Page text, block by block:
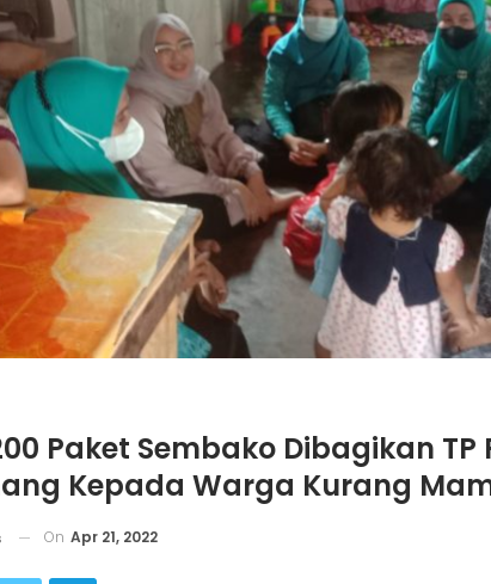
Paket Sembako Dibagikan TP
Kepada Warga Kurang
On Apr 21, 2022